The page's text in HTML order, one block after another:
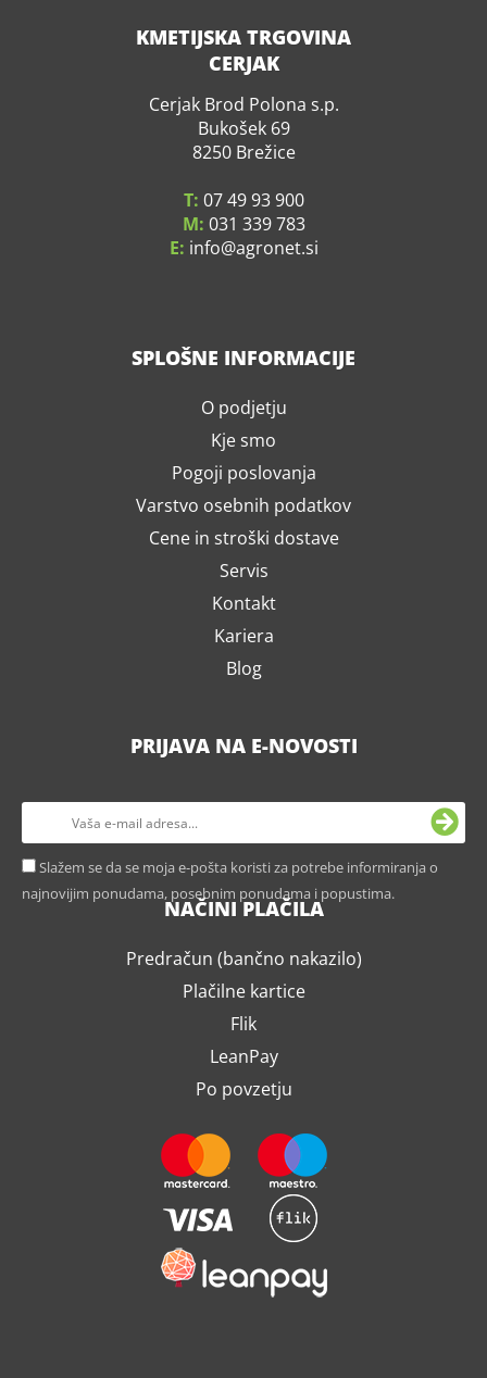
KMETIJSKA TRGOVINA
CERJAK
Cerjak Brod Polona s.p.
Bukošek 69
8250 Brežice
T: 07 49 93 900
M: 031 339 783
E: info agronet.si
SPLOŠNE INFORMACIJE
O podjetju
Kje smo
Pogoji poslovanja
Varstvo osebnih podatkov
Cene in stroški dostave
Servis
Kontakt
Kariera
Blog
PRIJAVA NA E-NOVOSTI
Slažem se da se moja e-pošta koristi za potrebe informiranja o
najnovijim ponudama, posebnim ponudama i popustima.
NAČINI PLAČILA
Predračun (bančno nakazilo)
Plačilne kartice
Flik
LeanPay
Po povzetju